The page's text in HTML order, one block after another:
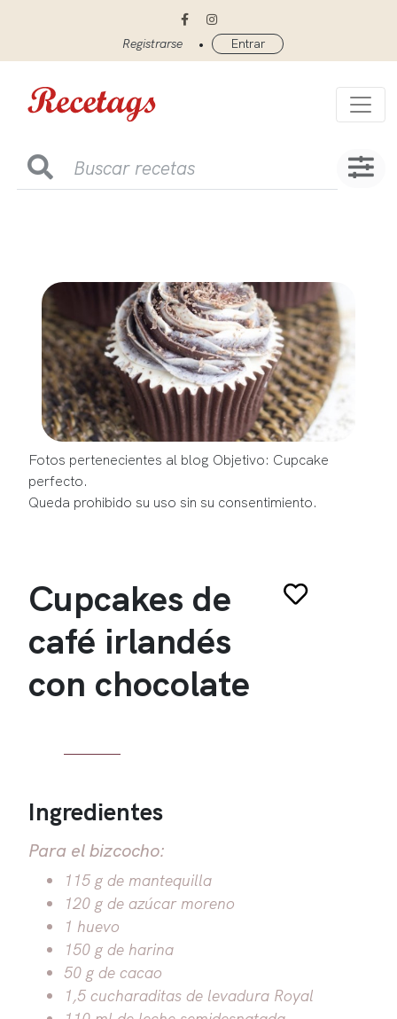
Registrarse • Entrar
Fotos pertenecientes al blog Objetivo: Cupcake
perfecto.
Queda prohibido su uso sin su consentimiento.
Cupcakes de
café irlandés
con chocolate
Ingredientes
Para el bizcocho:
115 g de mantequilla
120 g de azúcar moreno
1 huevo
150 g de harina
50 g de cacao
1,5 cucharaditas de levadura Royal